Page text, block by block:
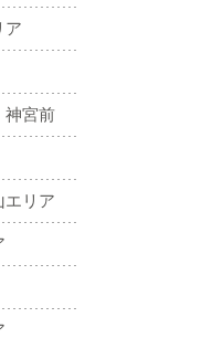
ア
神宮前
エリア